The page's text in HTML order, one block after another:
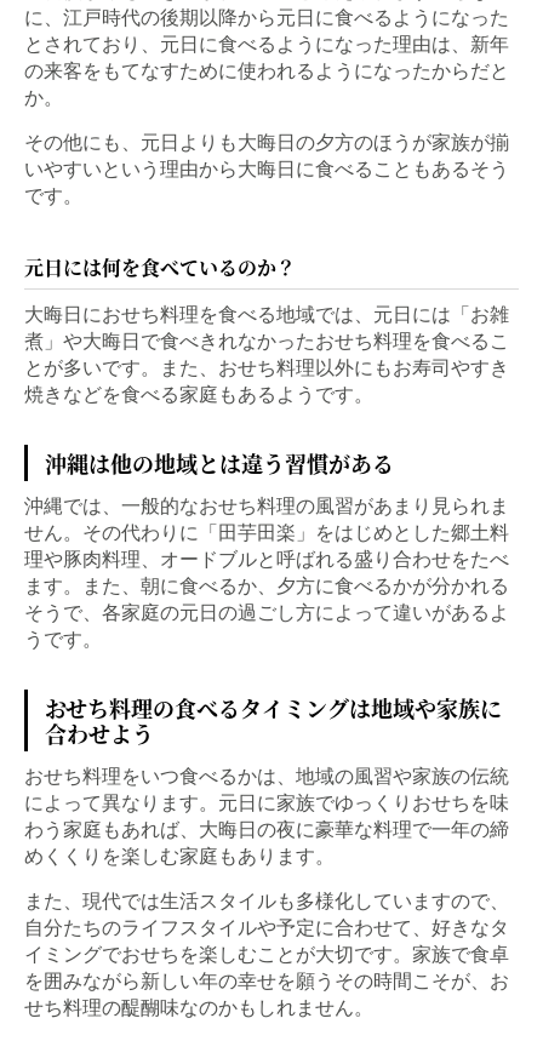
に、江戸時代の後期以降から元日に食べるようになった
とされており、元日に食べるようになった理由は、新年
の来客をもてなすために使われるようになったからだと
か。
その他にも、元日よりも大晦日の夕方のほうが家族が揃
いやすいという理由から大晦日に食べることもあるそう
です。
元日には何を食べているのか？
大晦日におせち料理を食べる地域では、元日には「お雑
煮」や大晦日で食べきれなかったおせち料理を食べるこ
とが多いです。また、おせち料理以外にもお寿司やすき
焼きなどを食べる家庭もあるようです。
沖縄は他の地域とは違う習慣がある
沖縄では、一般的なおせち料理の風習があまり見られま
せん。その代わりに「田芋田楽」をはじめとした郷土料
理や豚肉料理、オードブルと呼ばれる盛り合わせをたべ
ます。また、朝に食べるか、夕方に食べるかが分かれる
そうで、各家庭の元日の過ごし方によって違いがあるよ
うです。
おせち料理の食べるタイミングは地域や家族に
合わせよう
おせち料理をいつ食べるかは、地域の風習や家族の伝統
によって異なります。元日に家族でゆっくりおせちを味
わう家庭もあれば、大晦日の夜に豪華な料理で一年の締
めくくりを楽しむ家庭もあります。
また、現代では生活スタイルも多様化していますので、
自分たちのライフスタイルや予定に合わせて、好きなタ
イミングでおせちを楽しむことが大切です。家族で食卓
を囲みながら新しい年の幸せを願うその時間こそが、お
せち料理の醍醐味なのかもしれません。